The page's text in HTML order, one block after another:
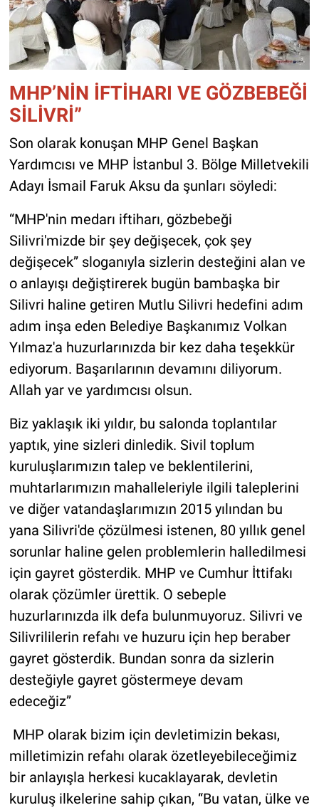
MHP’NİN İFTİHARI VE GÖZBEBEĞİ
SİLİVRİ”
Son olarak konuşan MHP Genel Başkan
Yardımcısı ve MHP İstanbul 3. Bölge Milletvekili
Adayı İsmail Faruk Aksu da şunları söyledi:
“MHP'nin medarı iftiharı, gözbebeği
Silivri'mizde bir şey değişecek, çok şey
değişecek” sloganıyla sizlerin desteğini alan ve
o anlayışı değiştirerek bugün bambaşka bir
Silivri haline getiren Mutlu Silivri hedefini adım
adım inşa eden Belediye Başkanımız Volkan
Yılmaz'a huzurlarınızda bir kez daha teşekkür
ediyorum. Başarılarının devamını diliyorum.
Allah yar ve yardımcısı olsun.
Biz yaklaşık iki yıldır, bu salonda toplantılar
yaptık, yine sizleri dinledik. Sivil toplum
kuruluşlarımızın talep ve beklentilerini,
muhtarlarımızın mahalleleriyle ilgili taleplerini
ve diğer vatandaşlarımızın 2015 yılından bu
yana Silivri'de çözülmesi istenen, 80 yıllık genel
sorunlar haline gelen problemlerin halledilmesi
için gayret gösterdik. MHP ve Cumhur İttifakı
olarak çözümler ürettik. O sebeple
huzurlarınızda ilk defa bulunmuyoruz. Silivri ve
Silivrililerin refahı ve huzuru için hep beraber
gayret gösterdik. Bundan sonra da sizlerin
desteğiyle gayret göstermeye devam
edeceğiz”
MHP olarak bizim için devletimizin bekası,
milletimizin refahı olarak özetleyebileceğimiz
bir anlayışla herkesi kucaklayarak, devletin
kuruluş ilkelerine sahip çıkan, “Bu vatan, ülke ve